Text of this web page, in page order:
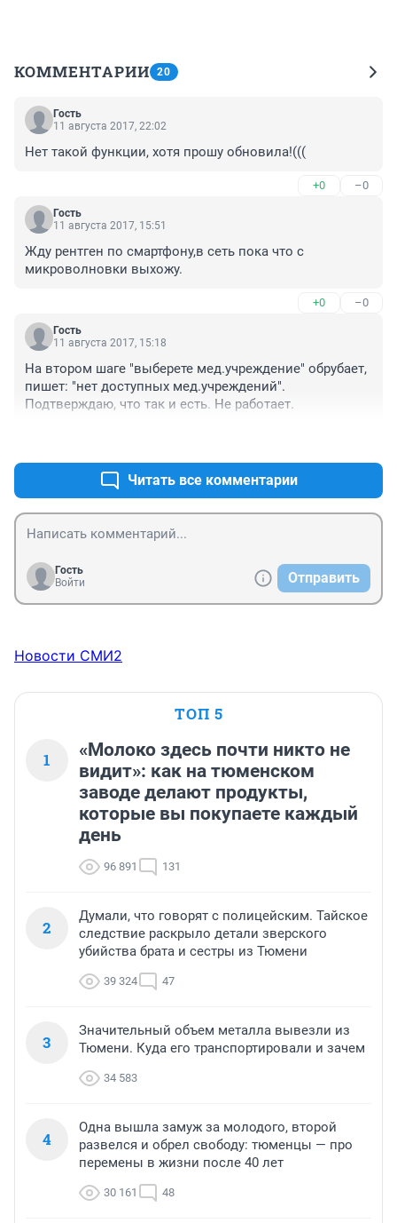
КОММЕНТАРИИ 20
Гость
11 августа 2017, 22:02
Нет такой функции, хотя прошу обновила!(((
+0 –0
Гость
11 августа 2017, 15:51
Жду рентген по смартфону,в сеть пока что с
микроволновки выхожу.
+0 –0
Гость
11 августа 2017, 15:18
На втором шаге "выберете мед.учреждение" обрубает,
пишет: "нет доступных мед.учреждений".
Подтверждаю, что так и есть. Не работает.
Читать все комментарии
Гость
Войти
Отправить
Новости СМИ2
ТОП 5
1
«Молоко здесь почти никто не
видит»: как на тюменском
заводе делают продукты,
которые вы покупаете каждый
день
96 891 131
2
Думали, что говорят с полицейским. Тайское
следствие раскрыло детали зверского
убийства брата и сестры из Тюмени
39 324 47
3
Значительный объем металла вывезли из
Тюмени. Куда его транспортировали и зачем
34 583
4
Одна вышла замуж за молодого, второй
развелся и обрел свободу: тюменцы — про
перемены в жизни после 40 лет
30 161 48